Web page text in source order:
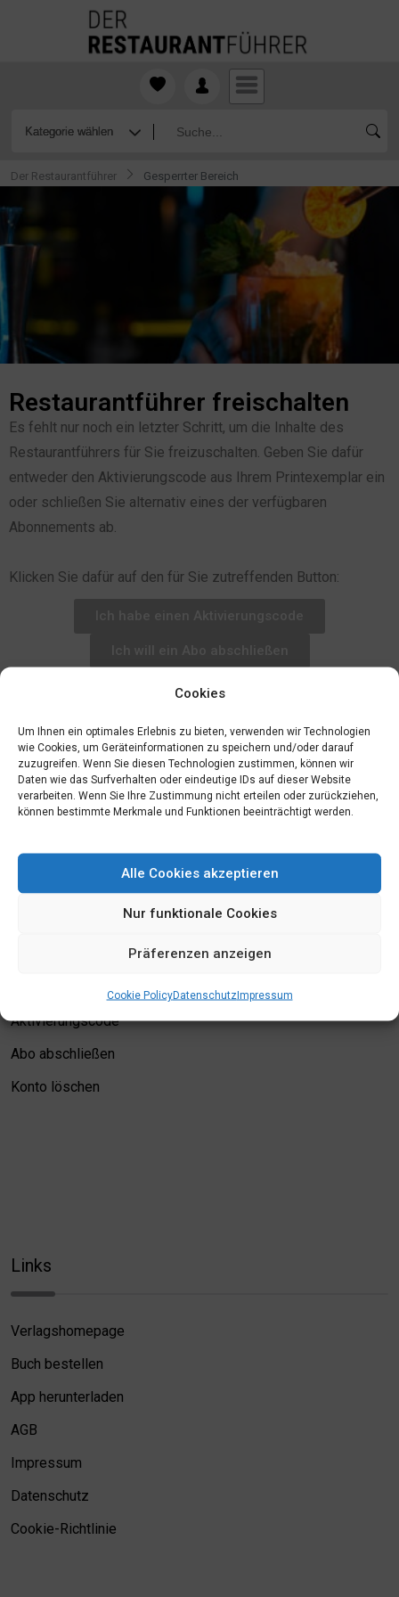
Cookies
Um Ihnen ein optimales Erlebnis zu bieten, verwenden wir Technologien
wie Cookies, um Geräteinformationen zu speichern und/oder darauf
zuzugreifen. Wenn Sie diesen Technologien zustimmen, können wir
Daten wie das Surfverhalten oder eindeutige IDs auf dieser Website
verarbeiten. Wenn Sie Ihre Zustimmung nicht erteilen oder zurückziehen,
können bestimmte Merkmale und Funktionen beeinträchtigt werden.
Alle Cookies akzeptieren
Nur funktionale Cookies
Präferenzen anzeigen
Cookie PolicyDatenschutzImpressum
Der Restaurantführer Gesperrter Bereich
Restaurantführer freischalten
Es fehlt nur noch ein letzter Schritt, um die Inhalte des
Restaurantführers für Sie freizuschalten. Geben Sie dafür
entweder den Aktivierungscode aus Ihrem Printexemplar ein
oder schließen Sie alternativ eines der verfügbaren
Abonnements ab.
Klicken Sie dafür auf den für Sie zutreffenden Button:
Login
Bewertungskriterien
Aktivierungscode
Abo abschließen
Konto löschen
Links
Verlagshomepage
Buch bestellen
App herunterladen
AGB
Impressum
Datenschutz
Cookie-Richtlinie